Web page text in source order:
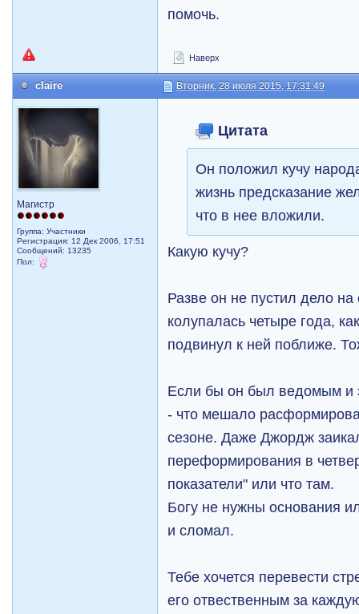
помочь.
Наверх
claire Вторник, 28 июля 2015, 17:31:49
Магистр
Группа: Участники
Регистрация: 12 Дек 2006, 17:51
Сообщений: 13235
Пол:
Цитата
Он положил кучу
жизнь предсказание
что в нее вложили.
Какую кучу?
Разве он не пустил дело
колупалась четыре года,
подвинул к ней поближе.
Если бы он был ведомым и
- что мешало
сезоне. Даже Джордж
переформирования в
показатели" или что там.
Богу не нужны основания
и сломал.
Тебе хочется перевести
его отвественным за